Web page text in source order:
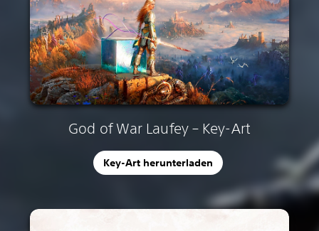
God of War Laufey – Key-Art
Key-Art herunterladen